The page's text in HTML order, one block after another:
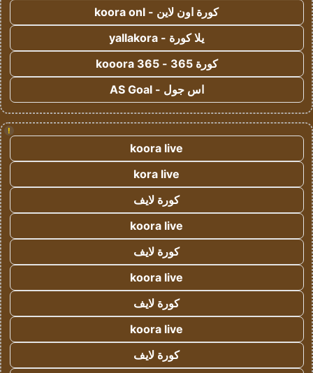
كورة اون لاين - koora onl
يلا كورة - yallakora
كورة 365 - kooora 365
اس جول - AS Goal
!
koora live
kora live
كورة لايف
koora live
كورة لايف
koora live
كورة لايف
koora live
كورة لايف